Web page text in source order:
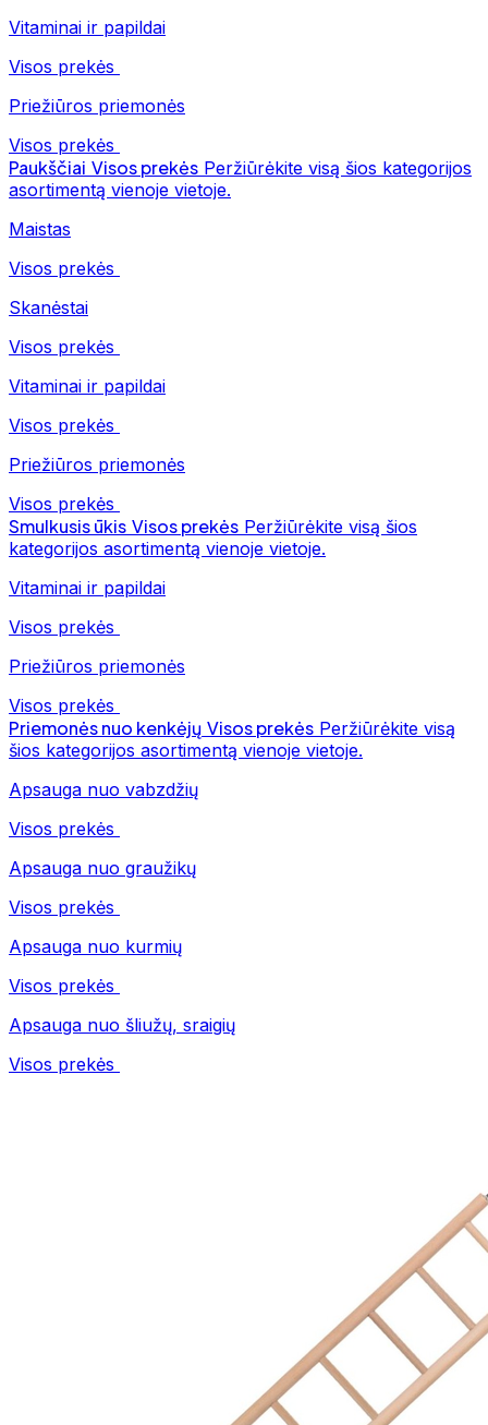
Vitaminai ir papildai
Visos prekės
Priežiūros priemonės
Visos prekės
Paukščiai Visos prekės Peržiūrėkite visą šios kategorijos
asortimentą vienoje vietoje.
Maistas
Visos prekės
Skanėstai
Visos prekės
Vitaminai ir papildai
Visos prekės
Priežiūros priemonės
Visos prekės
Smulkusis ūkis Visos prekės Peržiūrėkite visą šios
kategorijos asortimentą vienoje vietoje.
Vitaminai ir papildai
Visos prekės
Priežiūros priemonės
Visos prekės
Priemonės nuo kenkėjų Visos prekės Peržiūrėkite visą
šios kategorijos asortimentą vienoje vietoje.
Apsauga nuo vabzdžių
Visos prekės
Apsauga nuo graužikų
Visos prekės
Apsauga nuo kurmių
Visos prekės
Apsauga nuo šliužų, sraigių
Visos prekės